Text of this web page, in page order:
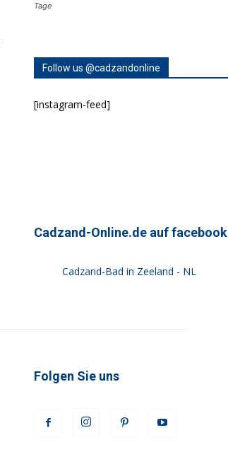
Tage
Follow us @cadzandonline
[instagram-feed]
Cadzand-Online.de auf facebook
Cadzand-Bad in Zeeland - NL
Folgen Sie uns